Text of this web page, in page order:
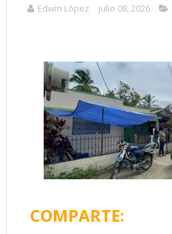
Edwin López julio 08, 2026
COMPARTE: